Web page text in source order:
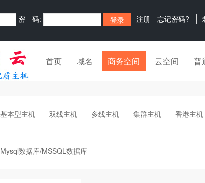
密 码: 注册 忘记密码?
首页 域名 商务空间 云空间 普
基本型主机 双线主机 多线主机 集群主机 香港主机
Mysql数据库/MSSQL数据库